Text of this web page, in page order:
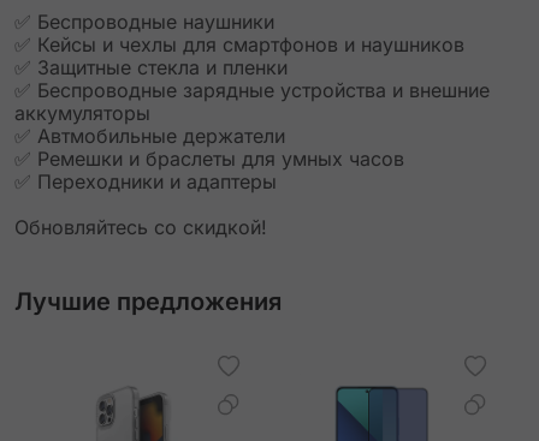
✅ Беспроводные наушники
✅ Кейсы и чехлы для смартфонов и наушников
✅ Защитные стекла и пленки
✅ Беспроводные зарядные устройства и внешние
аккумуляторы
✅ Автмобильные держатели
✅ Ремешки и браслеты для умных часов
✅ Переходники и адаптеры
Обновляйтесь со скидкой!
Лучшие предложения